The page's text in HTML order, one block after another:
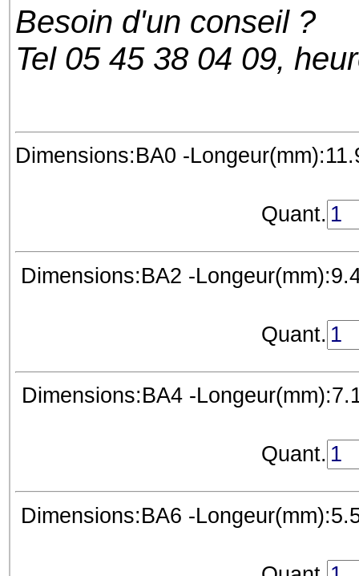
Besoin d'un conseil ?
Tel 05 45 38 04 09,
Dimensions:BA0 -
Quant.
Dimensions:BA2 -
Quant.
Dimensions:BA4 -
Quant.
Dimensions:BA6 -